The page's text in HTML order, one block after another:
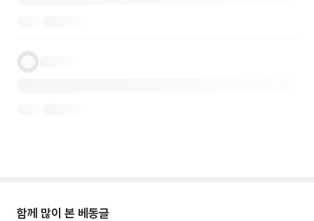
함께 많이 본 베동글